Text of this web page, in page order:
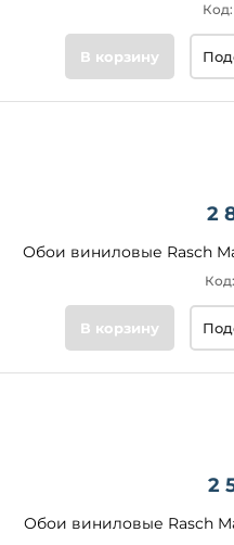
В корзину
2
Обои виниловые Rasch
В корзину
2
Обои виниловые Rasch